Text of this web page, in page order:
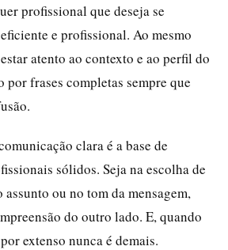
profissional que deseja se
e profissional. Ao mesmo
atento ao contexto e ao perfil do
frases completas sempre que
clara é a base de
sólidos. Seja na escolha de
ou no tom da mensagem,
do outro lado. E, quando
extenso nunca é demais.